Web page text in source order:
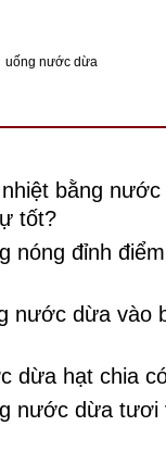
uống nước dừa
bằng
tốt?
nóng đỉnh
nước dừa vào
dừa hạt chia
nước dừa tươi